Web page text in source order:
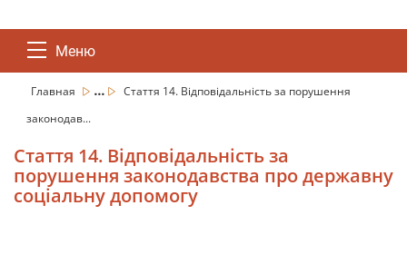
Меню
Главная ...
Стаття 14. Відповідальність за порушення
законодав...
Стаття 14. Відповідальність за
порушення законодавства про державну
соціальну допомогу